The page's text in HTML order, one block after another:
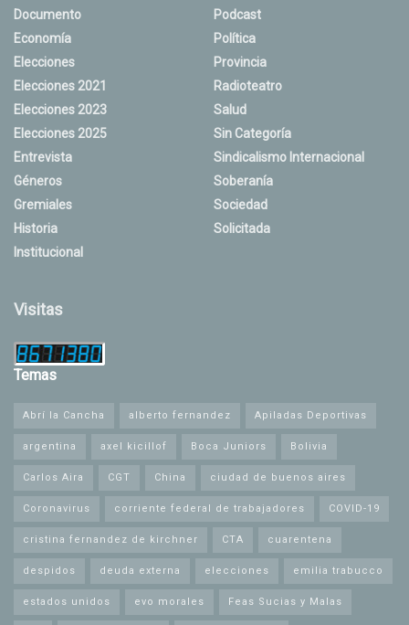
Documento
Economía
Elecciones
Elecciones 2021
Elecciones 2023
Elecciones 2025
Entrevista
Géneros
Gremiales
Historia
Institucional
Podcast
Política
Provincia
Radioteatro
Salud
Sin Categoría
Sindicalismo Internacional
Soberanía
Sociedad
Solicitada
Visitas
Temas
Abrí la Cancha alberto fernandez Apiladas Deportivas
argentina axel kicillof Boca Juniors Bolivia
Carlos Aira CGT China ciudad de buenos aires
Coronavirus corriente federal de trabajadores COVID-19
cristina fernandez de kirchner CTA cuarentena
despidos deuda externa elecciones emilia trabucco
estados unidos evo morales Feas Sucias y Malas